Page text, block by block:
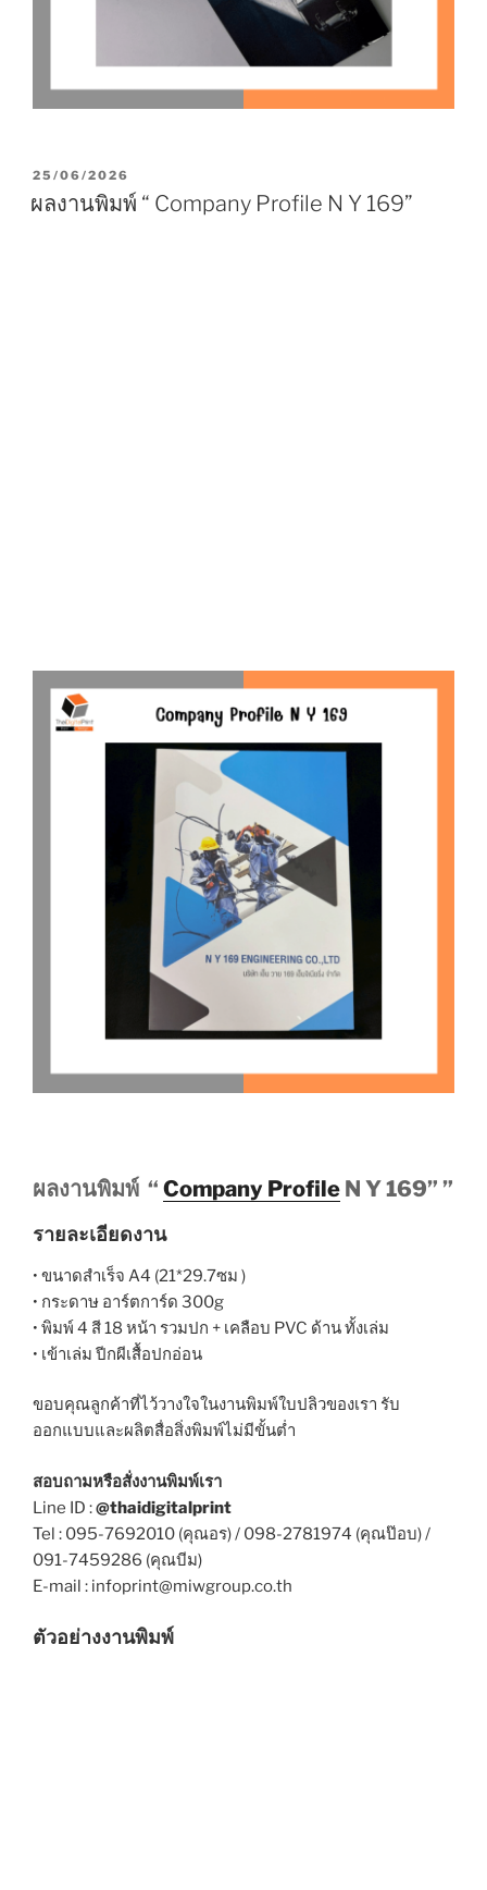
P
S
25/06/2026
ผลงานพิมพ์ “ Company Profile N Y 169”
ผลงานพิมพ์ “ Company Profile N Y 169” ”
รายละเอียดงาน
• ขนาดสำเร็จ A4 (21*29.7ซม )
• กระดาษ อาร์ตการ์ด 300g
• พิมพ์ 4 สี 18 หน้า รวมปก + เคลือบ PVC ด้าน ทั้งเล่ม
• เข้าเล่ม ปีกผีเสื้อปกอ่อน
ขอบคุณลูกค้าที่ไว้วางใจในงานพิมพ์ใบปลิวของเรา รับ
ออกแบบและผลิตสื่อสิ่งพิมพ์ไม่มีขั้นต่ำ
สอบถามหรือสั่งงานพิมพ์เรา
Line ID :@thaidigitalprint
Tel : 095-7692010 (คุณอร) / 098-2781974 (คุณป๊อบ) /
091-7459286 (คุณบีม)
E-mail : infoprint@miwgroup.co.th
ตัวอย่างงานพิมพ์